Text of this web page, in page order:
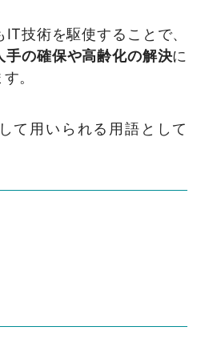
技術を駆使することで、
手の確保や高齢化の解決に
。
て用いられる用語として